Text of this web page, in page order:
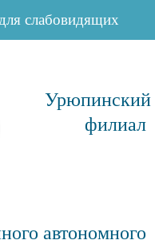
слабовидящих
Урюпинский
филиал
автономного